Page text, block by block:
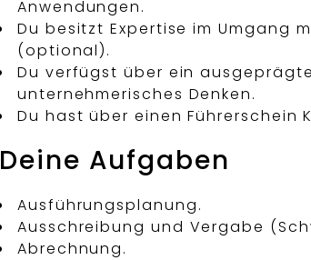
Anwendungen.
Du besitzt Expertise im Umgang
(optional).
Du verfügst über ein
unternehmerisches Denken.
Du hast über einen Führerschein
Deine Aufgaben
Ausführungsplanung.
Ausschreibung und Vergabe
Abrechnung.